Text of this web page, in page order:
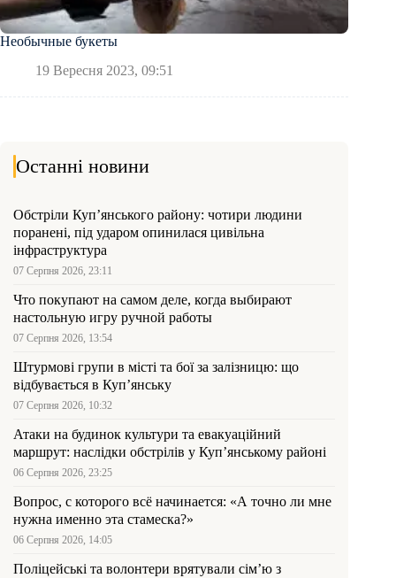
Необычные букеты
19 Вересня 2023, 09:51
Останні новини
Обстріли Куп’янського району: чотири людини
поранені, під ударом опинилася цивільна
інфраструктура
07 Серпня 2026, 23:11
Что покупают на самом деле, когда выбирают
настольную игру ручной работы
07 Серпня 2026, 13:54
Штурмові групи в місті та бої за залізницю: що
відбувається в Куп’янську
07 Серпня 2026, 10:32
Атаки на будинок культури та евакуаційний
маршрут: наслідки обстрілів у Куп’янському районі
06 Серпня 2026, 23:25
Вопрос, с которого всё начинается: «А точно ли мне
нужна именно эта стамеска?»
06 Серпня 2026, 14:05
Поліцейські та волонтери врятували сім’ю з